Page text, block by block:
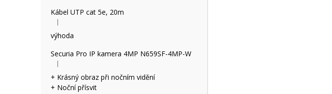
Kábel UTP cat 5e, 20m
Hodnocení produktu je 5 z 5 hvězdiček.
|
výhoda
Securia Pro IP kamera 4MP N659SF-4MP-W
Hodnocení produktu je 5 z 5 hvězdiček.
|
+ Krásný obraz při nočním vidění
+ Noční přísvit